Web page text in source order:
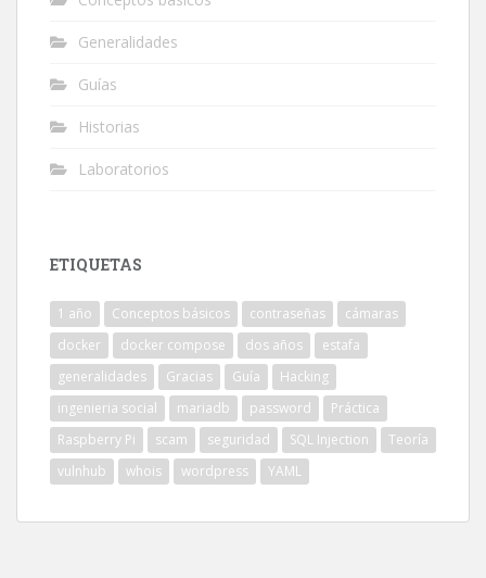
Generalidades
Guías
Historias
Laboratorios
ETIQUETAS
1 año Conceptos básicos contraseñas
cámaras
docker
docker compose dos años
estafa
generalidades
Gracias Guía
Hacking
ingenieria social
mariadb password
Práctica
Raspberry Pi
scam seguridad SQL Injection
Teoría
vulnhub
whois wordpress YAML